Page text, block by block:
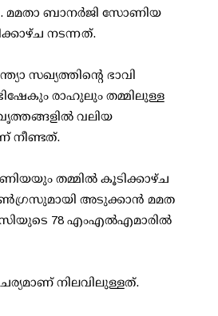
മമതാ ബാനര്‍ജി സോണിയ
നടന്നത്.
സഖ്യത്തിന്റെ ഭാവി
രാഹുലും തമ്മിലുള്ള
വൃത്തങ്ങളില്‍ വലിയ
നീണ്ടത്.
തമ്മില്‍ കൂടിക്കാഴ്ച
അടുക്കാന്‍ മമത
78 എംഎല്‍എമാരില്‍
നിലവിലുള്ളത്.